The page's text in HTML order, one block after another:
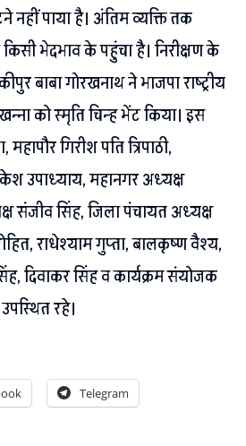
नहीं पाया है। अंतिम व्यक्ति तक
भेदभाव के पहुंचा है। निरीक्षण के
बाबा गोरखनाथ ने भाजपा राष्ट्रीय
को स्मृति चिन्ह भेंट किया। इस
गिरीश पति त्रिपाठी,
उपाध्याय, महानगर अध्यक्ष
संजीव सिंह, जिला पंचायत अध्यक्ष
राधेश्याम गुप्ता, बालकृष्ण वैश्य,
दिवाकर सिंह व कार्यक्रम संयोजक
रहे।
Telegram